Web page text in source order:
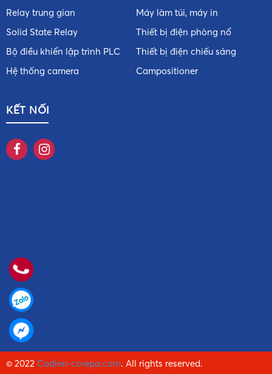
Relay trung gian
Solid State Relay
Bộ điều khiển lập trình PLC
Hệ thống camera
Máy làm túi, máy in
Thiết bị điện phòng nổ
Thiết bị điện chiếu sáng
Campositioner
KẾT NỐI
© 2022 Codien-corepa.com. All rights reserved.